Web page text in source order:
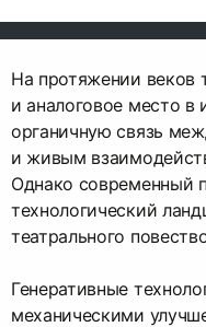
На протяжении веков
и аналоговое место в
органичную связь
и живым
Однако современный
технологический
театрального
Генеративные
механическими